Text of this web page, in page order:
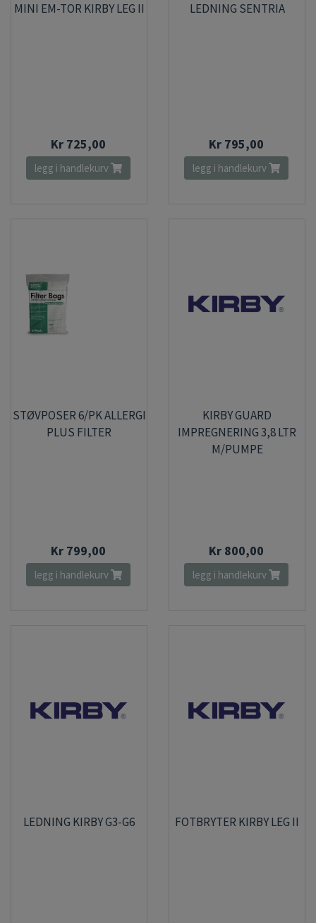
MINI EM-TOR KIRBY LEG II
Kr 725,00
legg i handlekurv
LEDNING SENTRIA
Kr 795,00
legg i handlekurv
STØVPOSER 6/PK ALLERGI
PLUS FILTER
Kr 799,00
legg i handlekurv
KIRBY GUARD
IMPREGNERING 3,8 LTR
M/PUMPE
Kr 800,00
legg i handlekurv
LEDNING KIRBY G3-G6 FOTBRYTER KIRBY LEG II